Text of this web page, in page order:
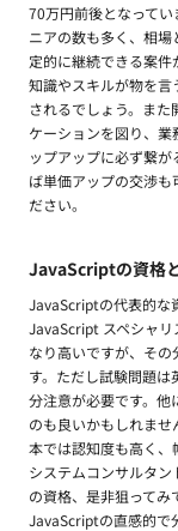
70万円前後となって
ニアの数も多く、相
定的に継続できる案
知識やスキルが物を
されるでしょう。ま
ケーションを図り、
ップアップに必ず繋
ば単価アップの交渉も
ださい。
JavaScriptの資格
JavaScriptの代表的な
JavaScript スペシャリ
なり高いですが、そ
す。ただし試験問題
分注意が必要です。他
のも良いかもしれま
本では認知度も高く、
システムコンサルタ
の資格、是非狙ってみ
JavaScriptの直感的で